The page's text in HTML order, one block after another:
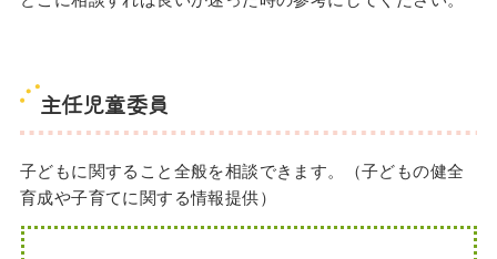
主任児童委員
子どもに関すること全般を相談できます。（子どもの健全
育成や子育てに関する情報提供）